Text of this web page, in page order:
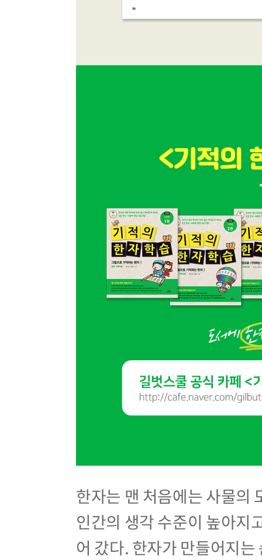
한자는 맨 처음에는 사물의
인간의 생각 수준이 높아지
어 갔다. 한자가 만들어지